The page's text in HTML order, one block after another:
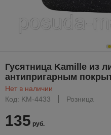
Гусятница Kamille из
антипригарным
Нет в наличии
Код: KM-4433
Розница
135 руб.